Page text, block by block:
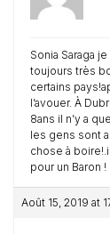
Sonia Saraga
toujours très
certains
l’avouer. À
8ans il n’y a
les gens sont
chose à
pour un Baron !
Août 15, 2019 at